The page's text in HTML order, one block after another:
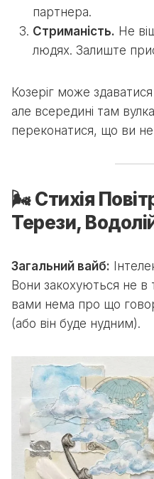
партнера.
Стриманість. Не
людях. Залиште
Козеріг може
але всередині там
переконатися, що ви
🌬️ Стихія
Терези,
Загальний вайб:
Вони закохуються не в
вами нема про що
(або він буде нудним).